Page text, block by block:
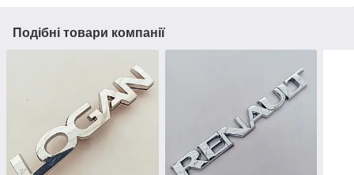
Подібні товари компанії